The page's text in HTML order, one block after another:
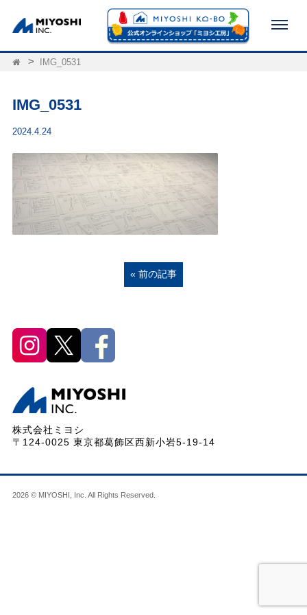
IMG_0531
IMG_0531
2024.4.24
« 前の記事
株式会社ミヨシ
〒124-0025 東京都葛飾区西新小岩5-19-14
2026 © MIYOSHI, Inc. All Rights Reserved.